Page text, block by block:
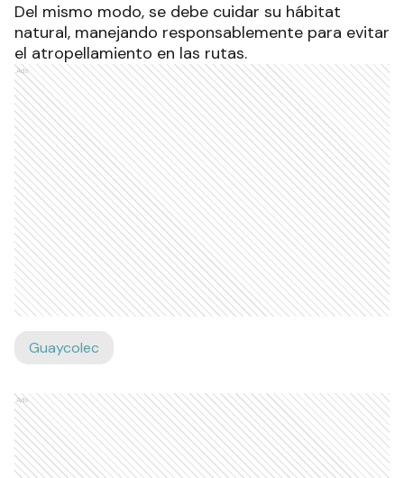
Del mismo modo, se debe cuidar su hábitat
natural, manejando responsablemente para evitar
el atropellamiento en las rutas.
Ads
Guaycolec
Ads